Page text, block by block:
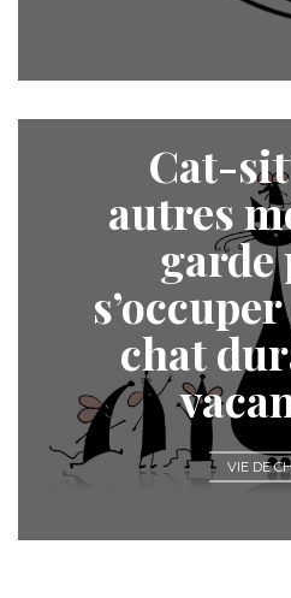
Cat-
autres
garde
chat
VIE DE